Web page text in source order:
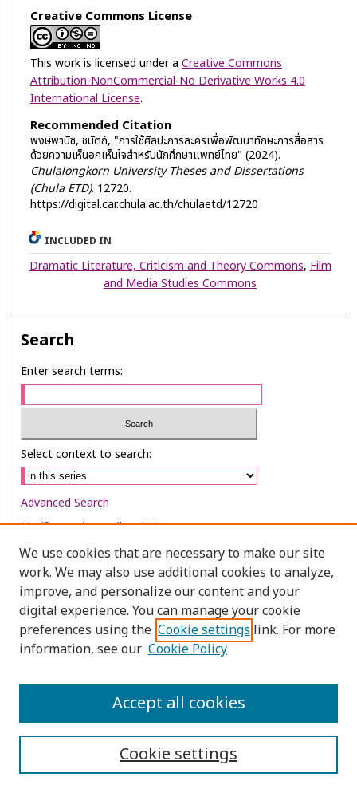
Creative Commons License
This work is licensed under a Creative Commons
Attribution-NonCommercial-No Derivative Works 4.0
International License.
Recommended Citation
พงษ์พานิช, ชนัตถ์, "การใช้ศิลปะการละครเพื่อพัฒนาทักษะการสื่อสาร
ด้วยความเห็นอกเห็นใจสำหรับนักศึกษาแพทย์ไทย" (2024).
Chulalongkorn University Theses and Dissertations
(Chula ETD). 12720.
https://digital.car.chula.ac.th/chulaetd/12720
INCLUDED IN
Dramatic Literature, Criticism and Theory Commons, Film
and Media Studies Commons
Search
Enter search terms:
Select context to search:
Advanced Search
Notify me via email orRSS
Browse
Collections
Disciplines
Authors
We use cookies that are necessary to make our site
work. We may also use additional cookies to analyze,
improve, and personalize our content and your
digital experience. You can manage your cookie
preferences using the Cookie settings link. For more
information, see our Cookie Policy
Cookie settings
Accept all cookies